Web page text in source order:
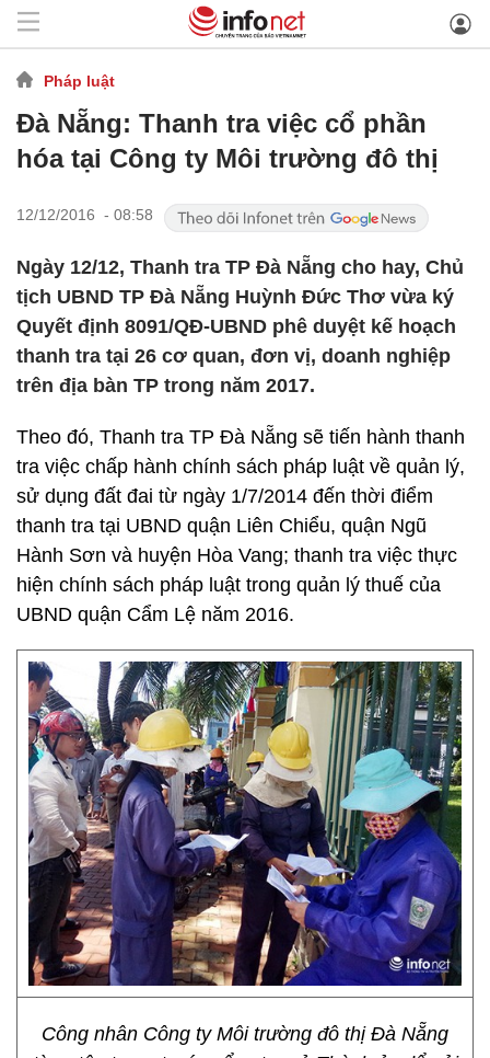
Pháp luật
Đà Nẵng: Thanh tra việc cổ phần
hóa tại Công ty Môi trường đô thị
12/12/2016 - 08:58
Ngày 12/12, Thanh tra TP Đà Nẵng cho hay, Chủ
tịch UBND TP Đà Nẵng Huỳnh Đức Thơ vừa ký
Quyết định 8091/QĐ-UBND phê duyệt kế hoạch
thanh tra tại 26 cơ quan, đơn vị, doanh nghiệp
trên địa bàn TP trong năm 2017.
Theo đó, Thanh tra TP Đà Nẵng sẽ tiến hành thanh
tra việc chấp hành chính sách pháp luật về quản lý,
sử dụng đất đai từ ngày 1/7/2014 đến thời điểm
thanh tra tại UBND quận Liên Chiểu, quận Ngũ
Hành Sơn và huyện Hòa Vang; thanh tra việc thực
hiện chính sách pháp luật trong quản lý thuế của
UBND quận Cẩm Lệ năm 2016.
Công nhân Công ty Môi trường đô thị Đà Nẵng